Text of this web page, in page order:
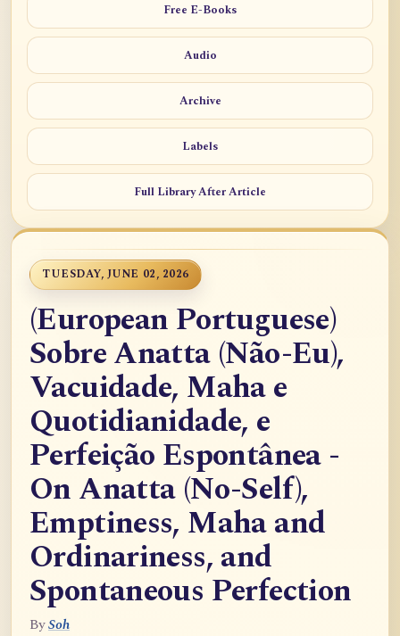
Free E-Books
Audio
Archive
Labels
Full Library After Article
TUESDAY, JUNE 02, 2026
(European Portuguese)
Sobre Anatta (Não-Eu),
Vacuidade, Maha e
Quotidianidade, e
Perfeição Espontânea -
On Anatta (No-Self),
Emptiness, Maha and
Ordinariness, and
Spontaneous Perfection
BySoh